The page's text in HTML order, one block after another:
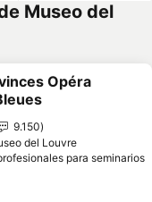
Museo del
favoritos
Opéra
9.150
del Louvre
para seminarios